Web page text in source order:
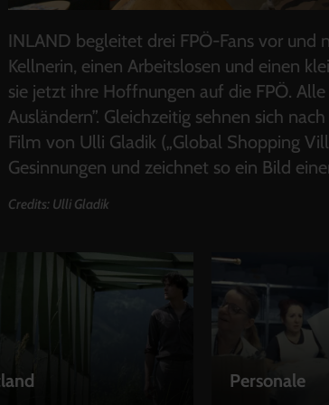
INLAND begleitet drei FPÖ-Fans vor und
Kellnerin, einen Arbeitslosen und einen
sie jetzt ihre Hoffnungen auf die FPÖ.
Ausländern”. Gleichzeitig sehnen sich
Film von Ulli Gladik („Global Shopping
Gesinnungen und zeichnet so ein Bild
Credits: Ulli Gladik
Personale
LEIHEN